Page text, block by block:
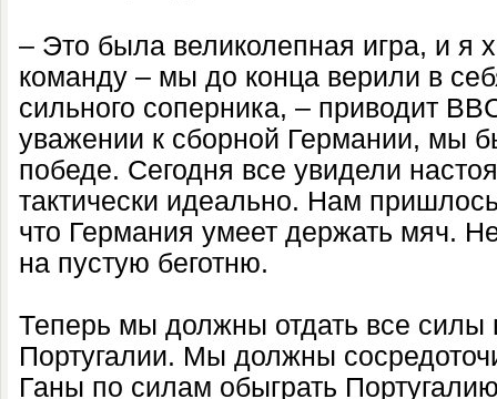
– Это была великолепная игра, и я
команду – мы до конца верили в
сильного соперника, – приводит
уважении к сборной Германии, мы
победе. Сегодня все увидели
тактически идеально. Нам
что Германия умеет держать мяч.
на пустую беготню.
Теперь мы должны отдать все силы
Португалии. Мы должны
Ганы по силам обыграть